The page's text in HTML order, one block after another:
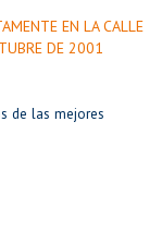
EN LA CALLE
DE 2001
de las mejores